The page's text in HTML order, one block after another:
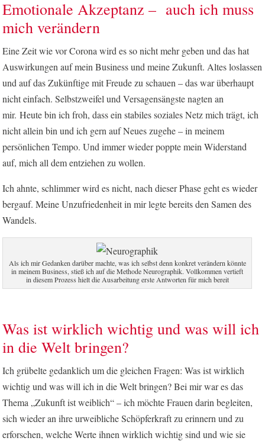
Emotionale Akzeptanz – auch ich muss
mich verändern
Eine Zeit wie vor Corona wird es so nicht mehr geben und das hat
Auswirkungen auf mein Business und meine Zukunft. Altes loslassen
und auf das Zukünftige mit Freude zu schauen – das war überhaupt
nicht einfach. Selbstzweifel und Versagensängste nagten an
mir. Heute bin ich froh, dass ein stabiles soziales Netz mich trägt, ich
nicht allein bin und ich gern auf Neues zugehe – in meinem
persönlichen Tempo. Und immer wieder poppte mein Widerstand
auf, mich all dem entziehen zu wollen.
Ich ahnte, schlimmer wird es nicht, nach dieser Phase geht es wieder
bergauf. Meine Unzufriedenheit in mir legte bereits den Samen des
Wandels.
Als ich mir Gedanken darüber machte, was ich selbst denn konkret verändern könnte
in meinem Business, stieß ich auf die Methode Neurographik. Vollkommen vertieft
in diesem Prozess hielt die Ausarbeitung erste Antworten für mich bereit
Was ist wirklich wichtig und was will ich
in die Welt bringen?
Ich grübelte gedanklich um die gleichen Fragen: Was ist wirklich
wichtig und was will ich in die Welt bringen? Bei mir war es das
Thema „Zukunft ist weiblich“ – ich möchte Frauen darin begleiten,
sich wieder an ihre urweibliche Schöpferkraft zu erinnern und zu
erforschen, welche Werte ihnen wirklich wichtig sind und wie sie